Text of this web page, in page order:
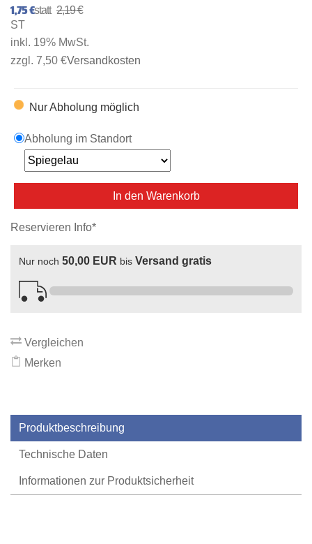
2,19 €
1,75 €
ST
inkl. 19% MwSt.
zzgl. 7,50 €Versandkosten
Nur Abholung möglich
Abholung im Standort
In den Warenkorb
Reservieren Info*
Nur noch 50,00 EUR bis Versand gratis
Vergleichen
Merken
Produktbeschreibung
Technische Daten
Informationen zur Produktsicherheit